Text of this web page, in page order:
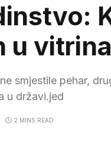
u
smjestile pehar,
u državi.jed
2 MINS READ